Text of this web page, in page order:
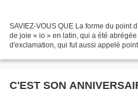
SAVIEZ-VOUS QUE La forme du point
de joie « io » en latin, qui a été abrégée
d'exclamation, qui fut aussi appelé
C'EST SON